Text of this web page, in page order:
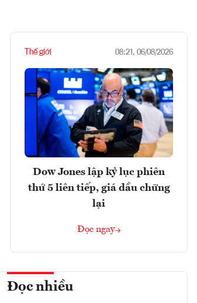
Thế giới 08:21, 06/08/2026
Dow Jones lập kỷ lục phiên
thứ 5 liên tiếp, giá dầu chững
lại
Đọc ngay
Đọc nhiều